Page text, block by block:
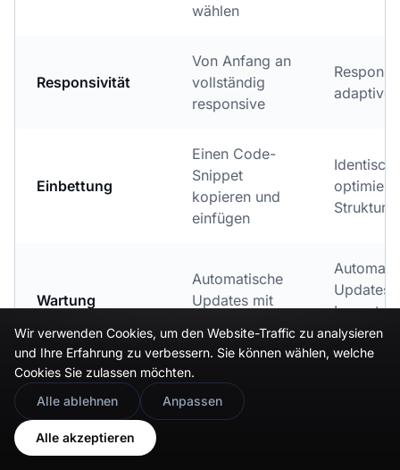
wählen
Responsivität
Von Anfang an
vollständig
responsive
adaptive
Einbettung
Einen Code-
Snippet
kopieren und
einfügen
optimiert
Struktur.
Wartung
Automatische
Updates mit
Updates
Layout-
Wir verwenden Cookies, um den Website-Traffic zu analysieren
und Ihre Erfahrung zu verbessern. Sie können wählen, welche
Cookies Sie zulassen möchten.
Alle ablehnen
Anpassen
Alle akzeptieren
🇬🇧 Would you prefer this site in English?
View in English